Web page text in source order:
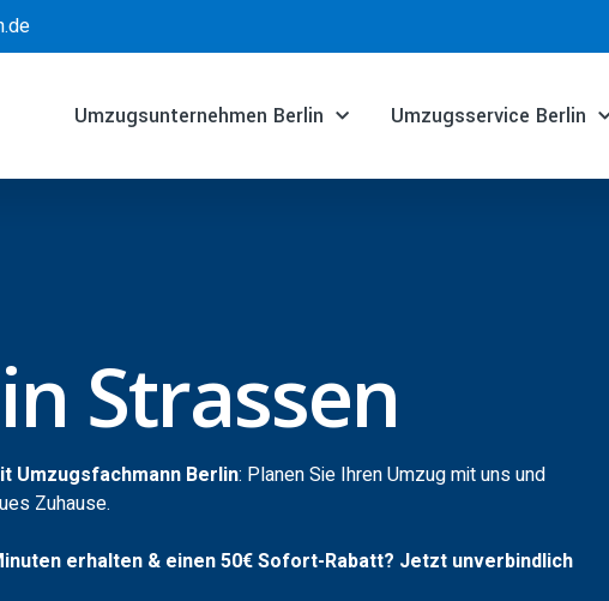
Umzugsunternehmen Berlin Umzugsservice Berlin
Strassen
Umzugsfachmann Berlin: Planen Sie Ihren Umzug mit uns und
Zuhause.
erhalten & einen50€Sofort-Rabatt? Jetzt unverbindlich